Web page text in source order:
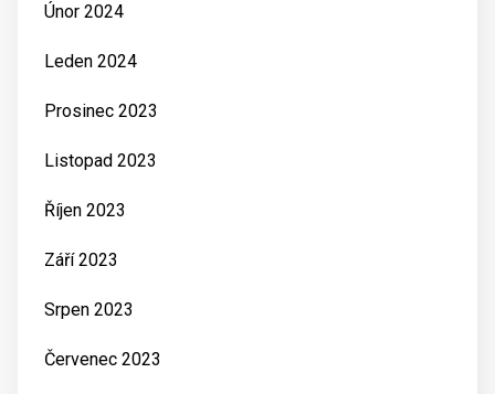
Únor 2024
Leden 2024
Prosinec 2023
Listopad 2023
Říjen 2023
Září 2023
Srpen 2023
Červenec 2023